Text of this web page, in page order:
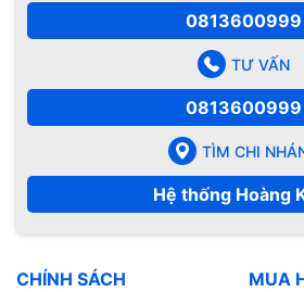
0813600999
TƯ VẤN
0813600999
TÌM CHI
Hệ thống Hoàng
CHÍNH SÁCH MUA